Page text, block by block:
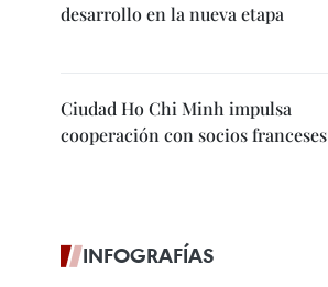
desarrollo en la nueva etapa
Ciudad Ho Chi Minh impulsa
cooperación con socios franceses
INFOGRAFÍAS